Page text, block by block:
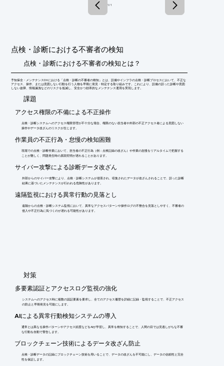
1 / 1
点検・診断における不審者の検知
点検・診断における不審者の検知とは？
予知保全・メンテナンスDXにおける「点検・診断の不審者の検知」とは、設備やインフラの点検・診断プロセスにおいて、不正な
アクセス、操作、または意図しない行動を行う人物を早期に発見・特定する取り組みです。これにより、設備の誤った診断や意図
しない故障、情報漏洩などのリスクを低減し、安全かつ効率的なメンテナンス運用を実現します。
​課題
アクセス権限の不備による不正操作
点検・診断システムへのアクセス権限管理が不十分な場合、権限のない担当者や外部の不正アクセス者による意図しない
操作やデータ改ざんのリスクが生じます。
作業員の不正行為・怠慢の検知困難
現場での点検・診断作業において、担当者の不正行為（例：点検記録の改ざん）や作業の怠慢をリアルタイムで把握する
ことが難しく、問題発生時の原因究明が遅れることがあります。
サイバー攻撃による診断データ改ざん
外部からのサイバー攻撃により、点検・診断システムが侵害され、収集されたデータが改ざんされることで、誤った診断
結果に基づいたメンテナンスが行われる危険性があります。
遠隔監視における異常行動の見落とし
遠隔からの点検・診断システム監視において、異常なアクセスパターンや操作ログの不整合を見落としやすく、不審者の
侵入や不正行為に気づくのが遅れる可能性があります。
​対策
多要素認証とアクセスログ監視の強化
システムへのアクセス時に複数の認証要素を要求し、全てのアクセス履歴を詳細に記録・監視することで、不正アクセス
の防止と早期発見を可能にします。
AIによる異常行動検知システムの導入
通常とは異なる操作パターンやアクセス頻度などをAIが学習し、異常を検知することで、人間の目では見逃しがちな不審
な行動を自動で警告します。
ブロックチェーン技術によるデータ改ざん防止
点検・診断データの記録にブロックチェーン技術を用いることで、データの改ざんを不可能にし、データの信頼性と完全
性を保証します。